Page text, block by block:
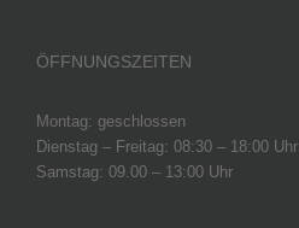
ÖFFNUNGSZEITEN
Montag: geschlossen
Dienstag – Freitag: 08:30 – 18:00 Uhr
Samstag: 09.00 – 13:00 Uhr